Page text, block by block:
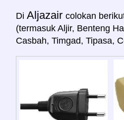
Di Aljazair colokan
(termasuk Aljir, Benteng
Casbah, Timgad, Tipasa,